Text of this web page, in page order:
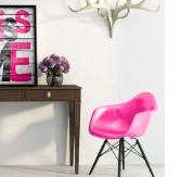
wiele
wariantów.
Opcje
można
wybrać
na
stronie
produktu